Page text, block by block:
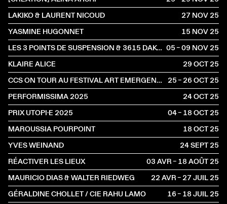
LAKIKO & LAURENT NICOUD
27 NOV2025
YASMINE HUGONNET
15 NOV2025
LES 3 POINTS DE SUSPENSION & 3615 DAKOTA 05 – 09 NOV2025
KLAIRE ALICE
29 OCT2025
CCS ON TOUR AU FESTIVAL ART EMERGENCE
25 – 26 OCT2025
PERFORMISSIMA 2025
24 OCT2025
PRIX UTOPI·E 2025
04 – 18 OCT2025
MAROUSSIA POURPOINT
18 OCT2025
YVES WEINAND
24 SEPT2025
RÉACTIVER LES LIEUX
03 AVR – 18 AOÛT2025
MAURICIO DIAS & WALTER RIEDWEG
22 AVR – 27 JUIL2025
GÉRALDINE CHOLLET / CIE RAHU LAMO
16 – 18 JUIL2025